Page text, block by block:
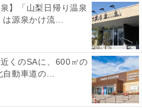
】「山梨日帰り温泉
源泉かけ流...
くのSAに、600㎡の
動車道の...